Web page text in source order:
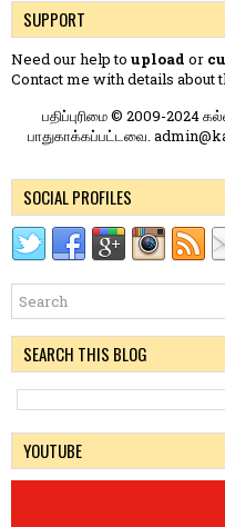
SUPPORT
Need our help to upload or
Contact me with details about
பதிப்புரிமை © 2009-2024
பாதுகாக்கப்பட்டவை.
SOCIAL PROFILES
SEARCH THIS BLOG
YOUTUBE